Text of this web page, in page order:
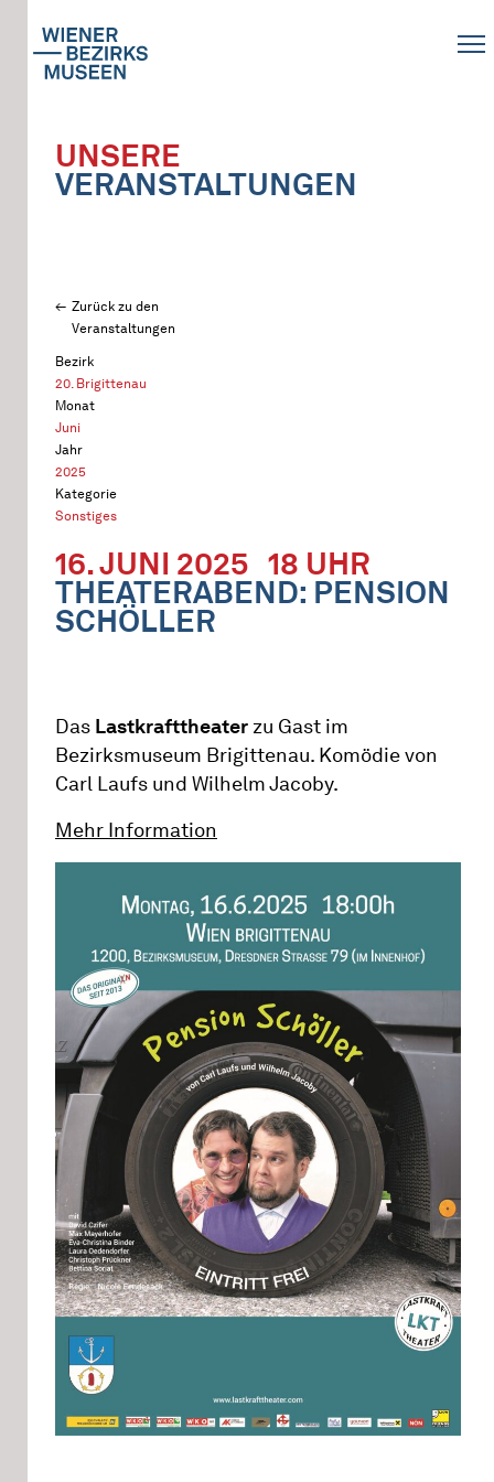
UNSERE
VERANSTALTUNGEN
Zurück zu den
Veranstaltungen
Bezirk
20. Brigittenau
Monat
Juni
Jahr
2025
Kategorie
Sonstiges
16. JUNI 2025 18 UHR
THEATERABEND: PENSION
SCHÖLLER
Das Lastkrafttheater zu Gast im
Bezirksmuseum Brigittenau. Komödie von
Carl Laufs und Wilhelm Jacoby.
Mehr Information